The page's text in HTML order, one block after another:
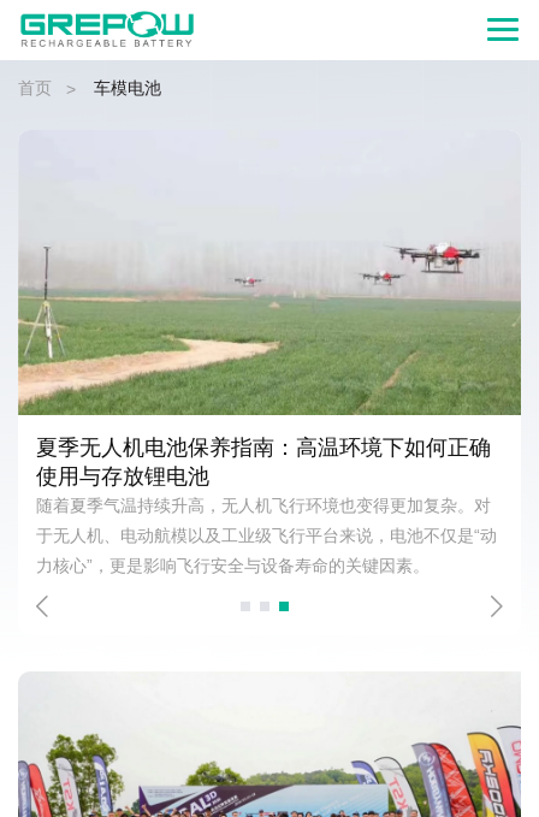
首页 > 车模电池
夏季无人机电池保养指南：高温环境下如何正确
使用与存放锂电池
随着夏季气温持续升高，无人机飞行环境也变得更加复杂。对
于无人机、电动航模以及工业级飞行平台来说，电池不仅是“动
力核心”，更是影响飞行安全与设备寿命的关键因素。